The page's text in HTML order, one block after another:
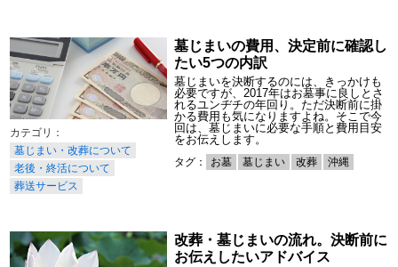
墓じまい・改葬について
老後・終活について
葬送サービス
墓じまいの費用、決定前に確認し
たい5つの内訳
墓じまいを決断するのには、きっかけも
必要ですが、2017年はお墓事に良しとさ
れるユンヂチの年回り。ただ決断前に掛
かる費用も気になりますよね。そこで今
回は、墓じまいに必要な手順と費用目安
をお伝えします。
タグ： お墓 墓じまい 改葬 沖縄
改葬・墓じまいの流れ。決断前に
お伝えしたいアドバイス